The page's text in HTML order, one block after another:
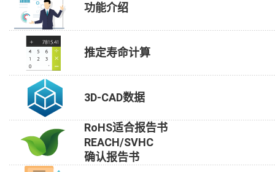
功能介绍
推定寿命计算
3D-CAD数据
RoHS适合报告书
REACH/SVHC
确认报告书